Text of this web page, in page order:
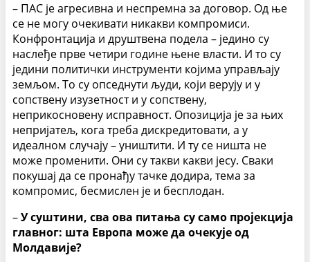
– ПАС је агресивна и неспремна за договор. Од ње
се не могу очекивати никакви компромиси.
Конфронтација и друштвена подела – једино су
наслеђе прве четири године њене власти. И то су
једини политички инструменти којима управљају
земљом. То су опседнути људи, који верују и у
сопствену изузетност и у сопствену,
неприкосновену исправност. Опозиција је за њих
непријатељ, кога треба дискредитовати, а у
идеалном случају – уништити. И ту се ништа не
може променити. Они су такви какви јесу. Сваки
покушај да се пронађу тачке додира, тема за
компромис, бесмислен је и бесплодан.
–У суштини, сва ова питања су само пројекција
главног: шта Европа може да очекује од
Молдавије?